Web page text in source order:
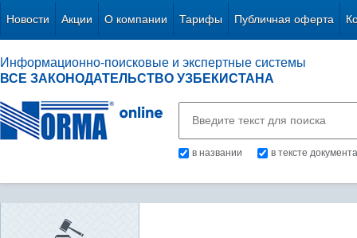
Новости Акции О компании Тарифы Публичная оферта
Информационно-поисковые и экспертные системы
ВСЕ ЗАКОНОДАТЕЛЬСТВО УЗБЕКИСТАНА
в названии в тексте документа